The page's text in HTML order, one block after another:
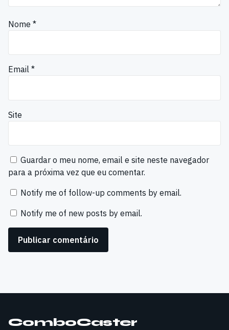
Nome *
Email *
Site
Guardar o meu nome, email e site neste navegador
para a próxima vez que eu comentar.
Notify me of follow-up comments by email.
Notify me of new posts by email.
ComboCaster